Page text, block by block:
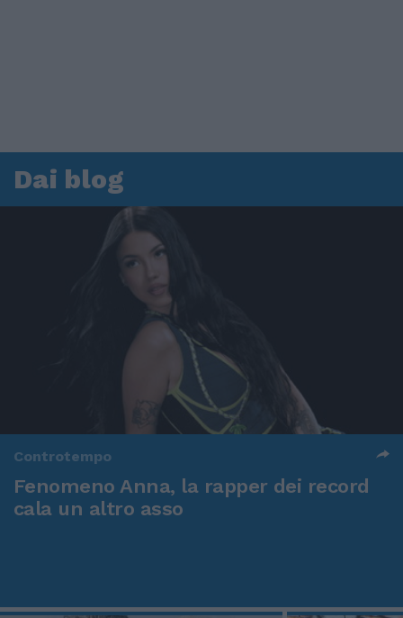
Dai blog
Controtempo
Fenomeno Anna, la rapper dei record
cala un altro asso